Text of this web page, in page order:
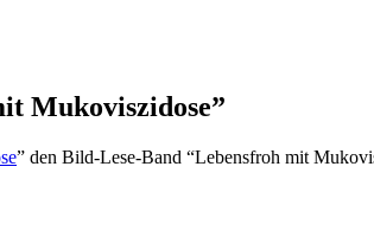
Mukoviszidose”
” den Bild-Lese-Band “Lebensfroh mit